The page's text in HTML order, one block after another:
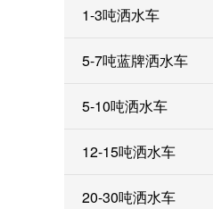
1-3吨洒水车
5-7吨蓝牌洒水车
5-10吨洒水车
12-15吨洒水车
20-30吨洒水车